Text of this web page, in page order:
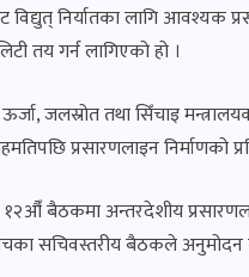
निर्यातका लागि आवश्यक
तय गर्न लागिएको हो ।
जलस्रोत तथा सिँचाइ
प्रसारणलाइन निर्माणको
बैठकमा अन्तरदेशीय
सचिवस्तरीय बैठकले अनुमोदन